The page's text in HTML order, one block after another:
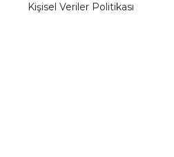
Kişisel Veriler Politikası